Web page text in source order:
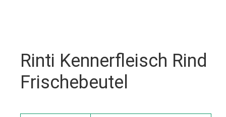
Rinti Kennerfleisch Rind
Frischebeutel